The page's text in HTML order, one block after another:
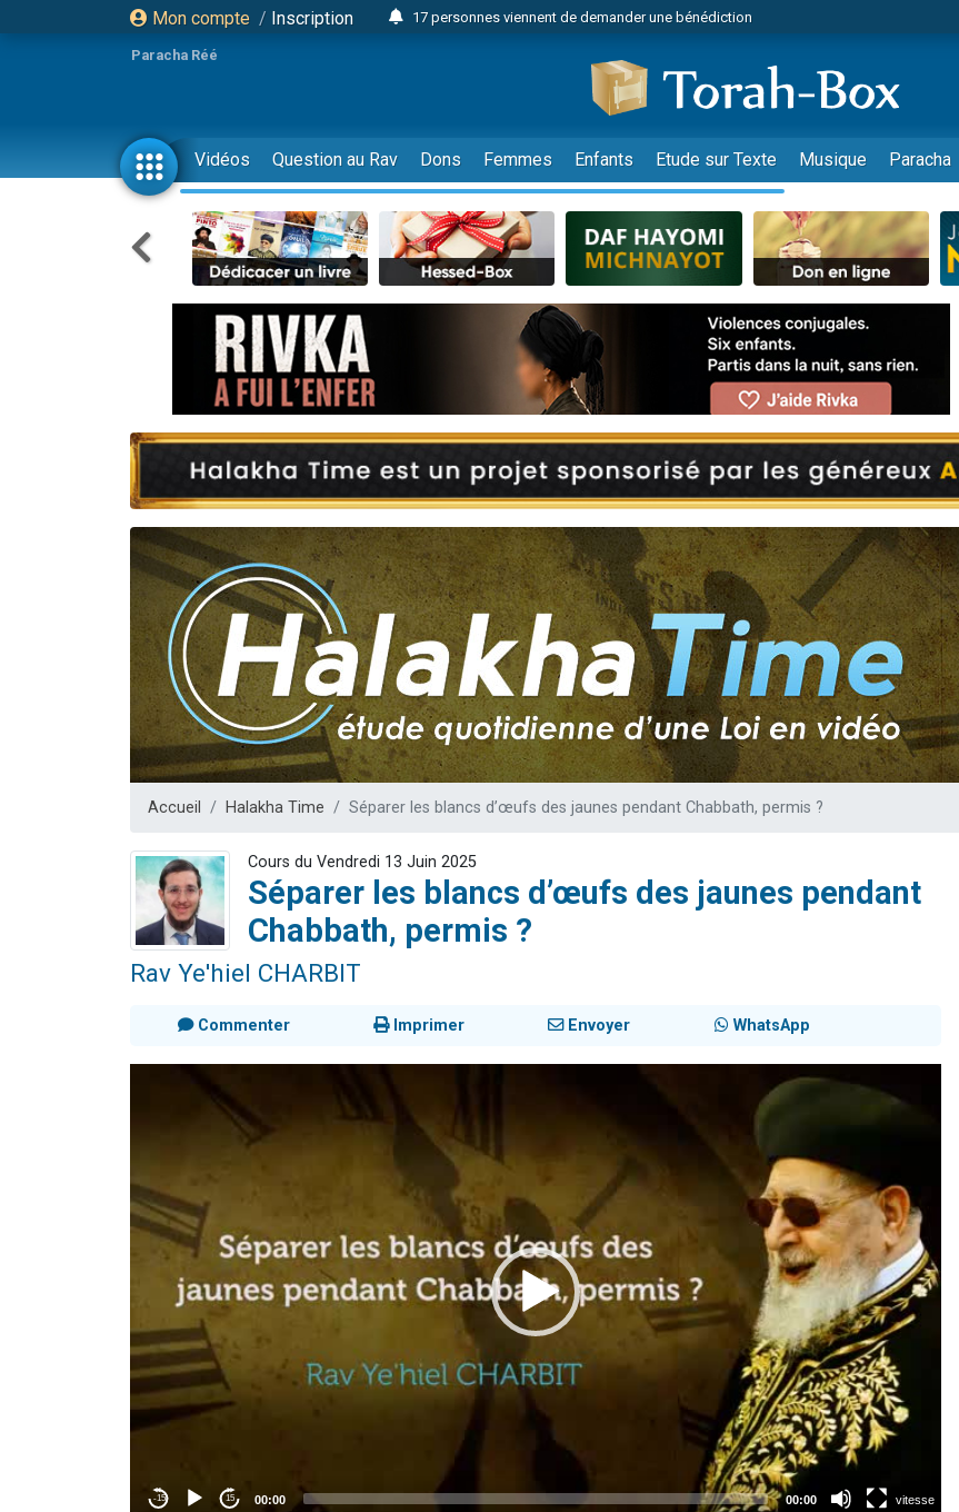
Mon compte / Inscription
17 personnes viennent de demander une bénédiction
Il reste 49 places pour étudier en groupe sur Zoom
23 personnes viennent de faire un don pour Diane, 80 ans, dans un appartement
Eva vient de donner son Maasser
4 personnes viennent de nous rejoindre sur WhatsApp
3 personnes viennent de nous rejoindre sur WhatsApp
3 personnes viennent de faire un don pour 5 jours de vacances aux Orphelins
Odaya vient de donner son Maasser
13 personnes viennent de demander une bénédiction
2 personnes viennent de nous rejoindre sur WhatsApp
30 personnes viennent de faire un don pour Sauvez la jambe de Yohan
12 nouvelles musiques dans Torah-Box Music
3 personnes viennent de nous rejoindre sur WhatsApp
2 nouvelles musiques dans Torah-Box Music
3 personnes viennent de nous rejoindre sur WhatsApp
8 personnes viennent de faire un don pour Tsédaka : pauvres d'Israel
2 personnes viennent de faire un don pour 1 Journée de Vacances Pour les
Paracha Réé
Vidéos Question au Rav Dons Femmes Enfants Etude sur Texte Musique Paracha
Accueil Halakha Time Séparer les blancs d’œufs des jaunes pendant Chabbath, permis ?
Cours du Vendredi 13 Juin 2025
Séparer les blancs d’œufs des jaunes pendant
Chabbath, permis ?
Rav Ye'hiel CHARBIT
Commenter Imprimer Envoyer WhatsApp